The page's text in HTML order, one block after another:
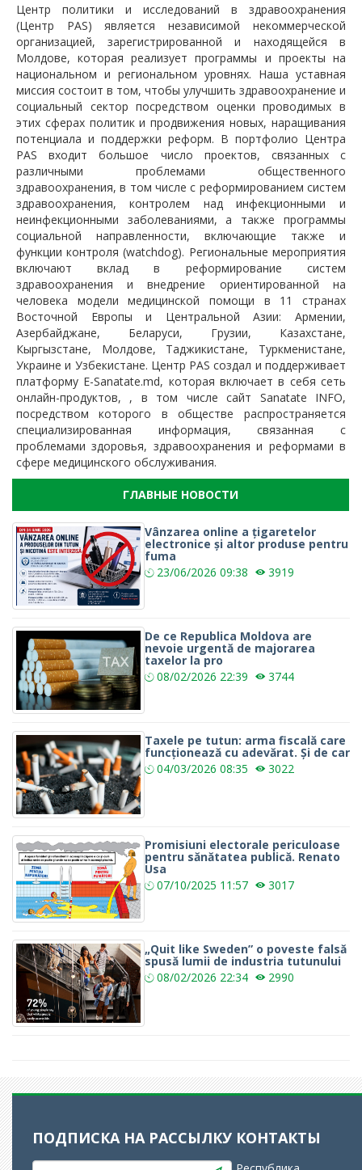
Центр политики и исследований в здравоохранения
(Центр PAS) является независимой некоммерческой
организацией, зарегистрированной и находящейся в
Молдове, которая реализует программы и проекты на
национальном и региональном уровнях. Наша уставная
миссия состоит в том, чтобы улучшить здравоохранение и
социальный сектор посредством оценки проводимых в
этих сферах политик и продвижения новых, наращивания
потенциала и поддержки реформ. В портфолио Центра
PAS входит большое число проектов, связанных с
различными проблемами общественного
здравоохранения, в том числе с реформированием систем
здравоохранения, контролем над инфекционными и
неинфекционными заболеваниями, а также программы
социальной направленности, включающие также и
функции контроля (watchdog). Региональные мероприятия
включают вклад в реформирование систем
здравоохранения и внедрение ориентированной на
человека модели медицинской помощи в 11 странах
Восточной Европы и Центральной Азии: Армении,
Азербайджане, Беларуси, Грузии, Казахстане,
Кыргызстане, Молдове, Таджикистане, Туркменистане,
Украине и Узбекистане. Центр PAS создал и поддерживает
платформу E-Sanatate.md, которая включает в себя сеть
онлайн-продуктов, , в том числе сайт Sanatate INFO,
посредством которого в обществе распространяется
специализированная информация, связанная с
проблемами здоровья, здравоохранения и реформами в
сфере медицинского обслуживания.
ГЛАВНЫЕ НОВОСТИ
Vânzarea online a țigaretelor
electronice și altor produse pentru
fuma
23/06/2026 09:38 3919
De ce Republica Moldova are
nevoie urgentă de majorarea
taxelor la pro
08/02/2026 22:39 3744
Taxele pe tutun: arma fiscală care
funcționează cu adevărat. Și de car
04/03/2026 08:35 3022
Promisiuni electorale periculoase
pentru sănătatea publică. Renato
Usa
07/10/2025 11:57 3017
„Quit like Sweden” o poveste falsă
spusă lumii de industria tutunului
08/02/2026 22:34 2990
ПОДПИСКА НА РАССЫЛКУ КОНТАКТЫ